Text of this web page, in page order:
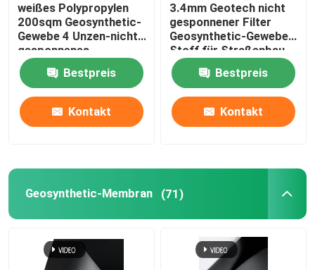
weißes Polypropylen
200sqm Geosynthetic-
Gewebe 4 Unzen-nicht
gesponnenes
Geotextilien-Gewebe
Bestpreis
Kontakt
3.4mm Geotech nicht
gesponnener Filter
Geosynthetic-Gewebe-
Stoff für Straßenbau
Bestpreis
Kontakt
Geosynthetic-Membran (71)